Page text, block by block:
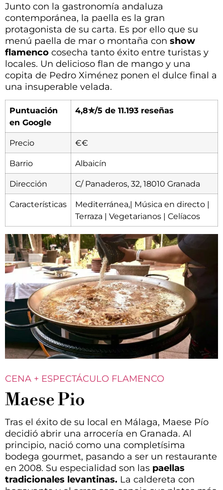
Junto con la gastronomía andaluza
contemporánea, la paella es la gran
protagonista de su carta. Es por ello que su
menú paella de mar o montaña con show
flamenco cosecha tanto éxito entre turistas y
locales. Un delicioso flan de mango y una
copita de Pedro Ximénez ponen el dulce final a
una insuperable velada.
Puntuación
en Google
4,8✮/5 de 11.193 reseñas
Precio €€
Barrio Albaicín
Dirección C/ Panaderos, 32, 18010 Granada
Características
Mediterránea,| Música en directo |
Terraza | Vegetarianos | Celíacos
CENA + ESPECTÁCULO FLAMENCO
Maese Pio
Tras el éxito de su local en Málaga, Maese Pío
decidió abrir una arrocería en Granada. Al
principio, nació como una completísima
bodega gourmet, pasando a ser un restaurante
en 2008. Su especialidad son las paellas
tradicionales levantinas. La caldereta con